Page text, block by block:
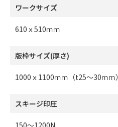
ワークサイズ
610ｘ510ｍｍ
版枠サイズ(厚さ)
1000ｘ1100ｍｍ（t25～30ｍｍ）
スキージ印圧
150～1200N